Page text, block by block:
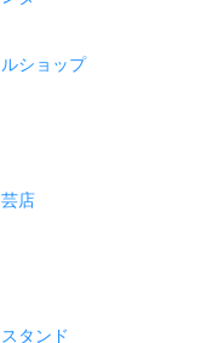
ショップ
店
タンド